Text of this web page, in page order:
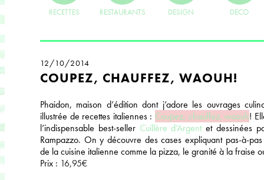
RECETTES RESTAURANTS DESIGN DECO
12/10/2014
COUPEZ, CHAUFFEZ, WAOUH!
Phaidon, maison d’édition dont j’adore les ouvrages
illustrée de recettes italiennes : Coupez, chauffez, waouh!
l’indispensable best-seller Cuillère d’Argentet dessinées
Rampazzo. On y découvre des cases expliquant pas-à-
de la cuisine italienne comme la pizza, le granité à la fraise
Prix : 16,95€